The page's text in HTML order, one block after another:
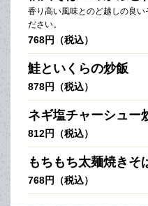
香り高い風味とのど越しの良
ださい。
768円（税込）
鮭といくらの炒飯
878円（税込）
ネギ塩チャーシュー
812円（税込）
もちもち太麺焼きそ
768円（税込）